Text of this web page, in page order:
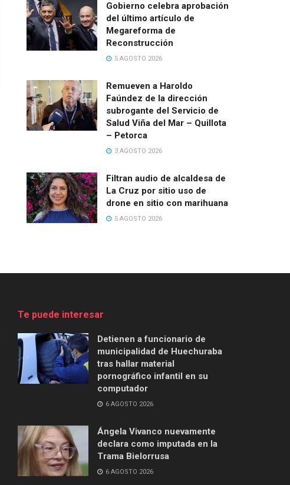
Gobierno celebra aprobación
del último artículo de
Megareforma de
Reconstrucción
5 AGOSTO 2026
Remueven a Haroldo
Faúndez de la dirección
subrogante del Servicio de
Salud Viña del Mar – Quillota
– Petorca
3 AGOSTO 2026
Filtran audio de alcaldesa de
La Cruz por sitio uso de
drone en sitio con marihuana
5 AGOSTO 2026
Te puede interesar
Detienen a funcionario de
municipalidad de Huechuraba
tras hallar material
pornográfico infantil en su
computador
6 AGOSTO 2026
Ángela Vivanco nuevamente
declara como imputada en la
Trama Bielorrusa
6 AGOSTO 2026